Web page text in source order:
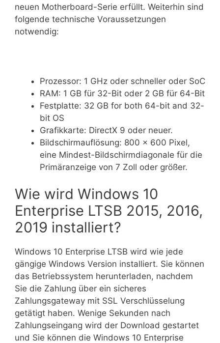
neuen Motherboard-Serie erfüllt. Weiterhin sind
folgende technische Voraussetzungen
notwendig:
Prozessor: 1 GHz oder schneller oder SoC
RAM: 1 GB für 32-Bit oder 2 GB für 64-Bit
Festplatte: 32 GB for both 64-bit and 32-
bit OS
Grafikkarte: DirectX 9 oder neuer.
Bildschirmauflösung: 800 x 600 Pixel,
eine Mindest-Bildschirmdiagonale für die
Primäranzeige von 7 Zoll oder größer.
Wie wird Windows 10
Enterprise LTSB 2015, 2016,
2019 installiert?
Windows 10 Enterprise LTSB wird wie jede
gängige Windows Version installiert. Sie können
das Betriebssystem herunterladen, nachdem
Sie die Zahlung über ein sicheres
Zahlungsgateway mit SSL Verschlüsselung
getätigt haben. Wenige Sekunden nach
Zahlungseingang wird der Download gestartet
und Sie können die Windows 10 Enterprise